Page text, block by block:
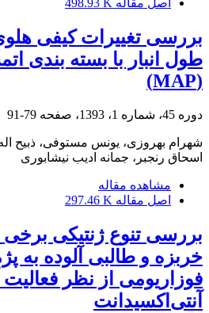
بررسی تغییرات کیفی هلوی
طول انبار با بسته ‏بندی
(MAP)
دوره 45، شماره 1، 1393، صفحه 79-91
شهرام بهروزی، یونس مستوفی، ذبیح
اسحاق رنجبر، جمانه ادیب نیشابوری
مشاهده مقاله
اصل مقاله 297.46 K
بررسی تنوع ژنتیکی برخی
خربزه و طالبی آلوده به
فوزاریومی از نظر فعالیت
آنتی‌اکسیدانت